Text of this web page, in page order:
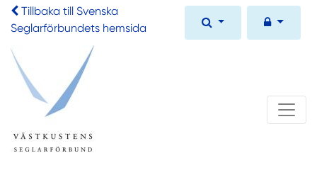
Tillbaka till Svenska
Seglarförbundets hemsida